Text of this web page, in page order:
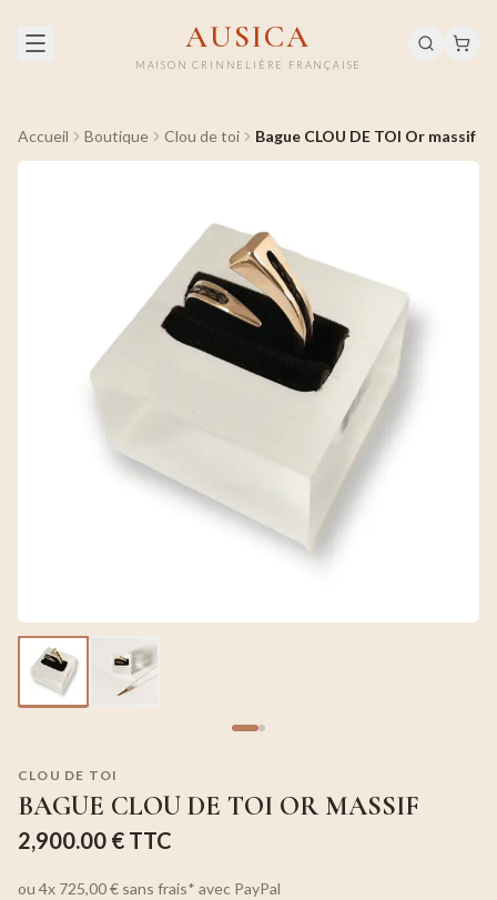
AUSICA
MAISON CRINNELIÈRE FRANÇAISE
Accueil Boutique Clou de toi Bague CLOU DE TOI Or massif
CLOU DE TOI
BAGUE CLOU DE TOI OR MASSIF
2,900.00 € TTC
ou 4x 725,00 € sans frais* avec PayPal